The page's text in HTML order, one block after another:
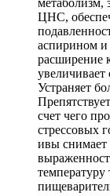
метаболизм,
ЦНС,
аспирином и
расширение
увеличивает
Устраняет
счет чего
стрессовых
ивы снимает
температуру